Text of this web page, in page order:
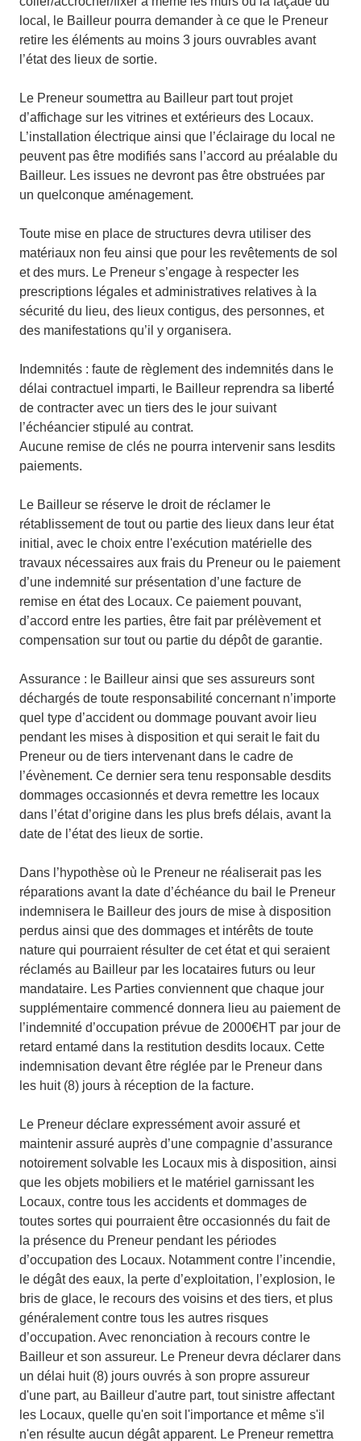
local, le Bailleur pourra demander à ce que le Preneur
retire les éléments au moins 3 jours ouvrables avant
l’état des lieux de sortie.
Le Preneur soumettra au Bailleur part tout projet
d’affichage sur les vitrines et extérieurs des Locaux.
L’installation électrique ainsi que l’éclairage du local ne
peuvent pas être modifiés sans l’accord au préalable du
Bailleur. Les issues ne devront pas être obstruées par
un quelconque aménagement.
Toute mise en place de structures devra utiliser des
matériaux non feu ainsi que pour les revêtements de sol
et des murs. Le Preneur s’engage à respecter les
prescriptions légales et administratives relatives à la
sécurité du lieu, des lieux contigus, des personnes, et
des manifestations qu’il y organisera.
Indemnités : faute de règlement des indemnités dans le
délai contractuel imparti, le Bailleur reprendra sa liberté́
de contracter avec un tiers des le jour suivant
l’échéancier stipulé au contrat.
Aucune remise de clés ne pourra intervenir sans lesdits
paiements.
Le Bailleur se réserve le droit de réclamer le
rétablissement de tout ou partie des lieux dans leur état
initial, avec le choix entre l'exécution matérielle des
travaux nécessaires aux frais du Preneur ou le paiement
d’une indemnité sur présentation d’une facture de
remise en état des Locaux. Ce paiement pouvant,
d’accord entre les parties, être fait par prélèvement et
compensation sur tout ou partie du dépôt de garantie.
Assurance : le Bailleur ainsi que ses assureurs sont
déchargés de toute responsabilité concernant n’importe
quel type d’accident ou dommage pouvant avoir lieu
pendant les mises à disposition et qui serait le fait du
Preneur ou de tiers intervenant dans le cadre de
l’évènement. Ce dernier sera tenu responsable desdits
dommages occasionnés et devra remettre les locaux
dans l’état d’origine dans les plus brefs délais, avant la
date de l’état des lieux de sortie.
Dans l’hypothèse où le Preneur ne réaliserait pas les
réparations avant la date d’échéance du bail le Preneur
indemnisera le Bailleur des jours de mise à disposition
perdus ainsi que des dommages et intérêts de toute
nature qui pourraient résulter de cet état et qui seraient
réclamés au Bailleur par les locataires futurs ou leur
mandataire. Les Parties conviennent que chaque jour
supplémentaire commencé donnera lieu au paiement de
l’indemnité d’occupation prévue de 2000€HT par jour de
retard entamé dans la restitution desdits locaux. Cette
indemnisation devant être réglée par le Preneur dans
les huit (8) jours à réception de la facture.
Le Preneur déclare expressément avoir assuré et
maintenir assuré auprès d’une compagnie d’assurance
notoirement solvable les Locaux mis à disposition, ainsi
que les objets mobiliers et le matériel garnissant les
Locaux, contre tous les accidents et dommages de
toutes sortes qui pourraient être occasionnés du fait de
la présence du Preneur pendant les périodes
d’occupation des Locaux. Notamment contre l’incendie,
le dégât des eaux, la perte d’exploitation, l’explosion, le
bris de glace, le recours des voisins et des tiers, et plus
généralement contre tous les autres risques
d’occupation. Avec renonciation à recours contre le
Bailleur et son assureur. Le Preneur devra déclarer dans
un délai huit (8) jours ouvrés à son propre assureur
d'une part, au Bailleur d'autre part, tout sinistre affectant
les Locaux, quelle qu'en soit l'importance et même s'il
n'en résulte aucun dégât apparent. Le Preneur remettra